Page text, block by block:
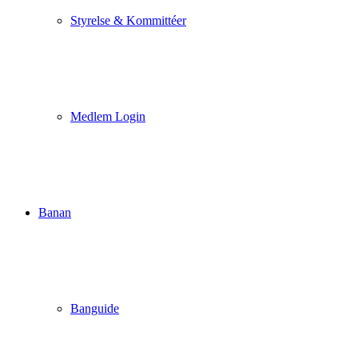
Styrelse & Kommittéer
Medlem Login
Banan
Banguide